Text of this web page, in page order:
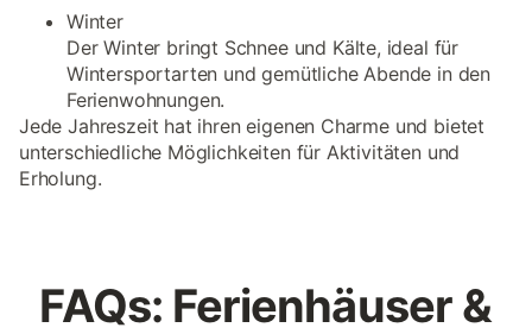
Winter
Der Winter bringt Schnee und Kälte, ideal für
Wintersportarten und gemütliche Abende in den
Ferienwohnungen.
Jede Jahreszeit hat ihren eigenen Charme und bietet
unterschiedliche Möglichkeiten für Aktivitäten und
Erholung.
FAQs: Ferienhäuser &